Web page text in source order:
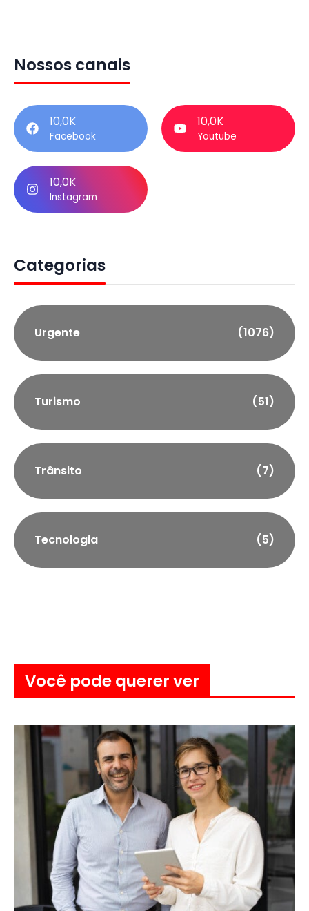
Nossos canais
10,0K
Facebook
10,0K
Youtube
10,0K
Instagram
Categorias
Urgente (1076)
Turismo (51)
Trânsito (7)
Tecnologia (5)
Você pode querer ver